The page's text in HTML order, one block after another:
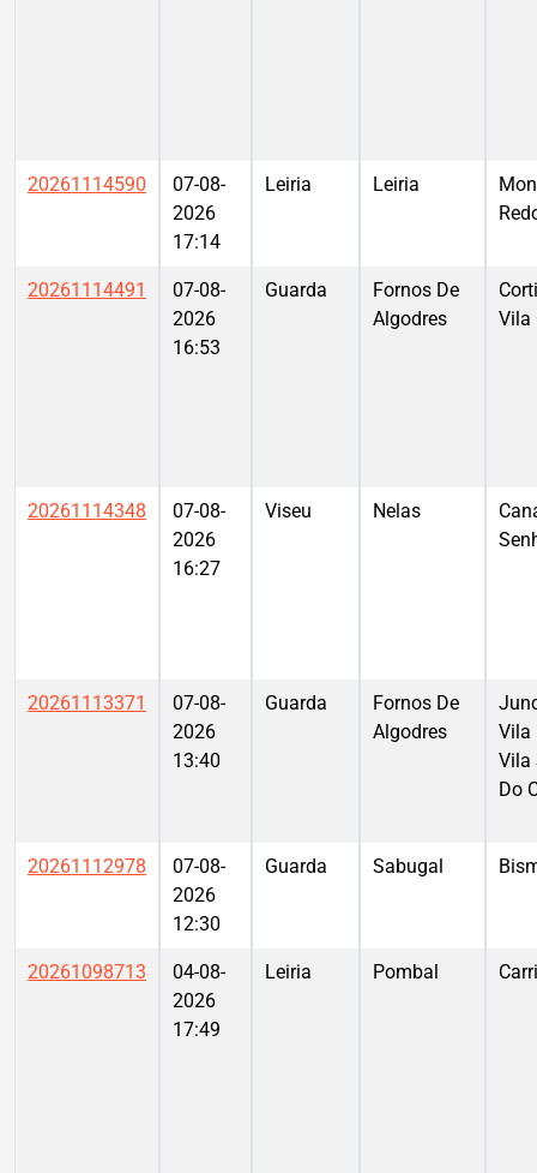
20261114590
07-08-
2026
17:14
Leiria Leiria
20261114491
07-08-
2026
16:53
Guarda
Fornos De
Algodres
Vila
20261114348
07-08-
2026
16:27
Viseu Nelas
20261113371
07-08-
2026
13:40
Guarda
Fornos De
Algodres
Vila
Vila
Do
20261112978
07-08-
2026
12:30
Guarda Sabugal
20261098713
04-08-
2026
17:49
Leiria Pombal